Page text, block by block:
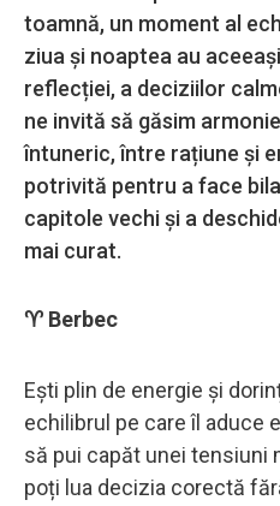
toamnă, un moment al
ziua și noaptea au
reflecției, a deciziilor
ne invită să găsim
întuneric, între rațiune și
potrivită pentru a face
capitole vechi și a
mai curat.
♈ Berbec
Ești plin de energie și
echilibrul pe care îl aduce
să pui capăt unei tensiuni
poți lua decizia corectă